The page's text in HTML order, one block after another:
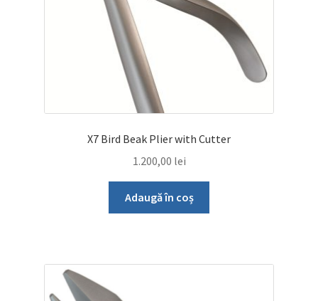
X7 Bird Beak Plier with Cutter
1.200,00 lei
Adaugă în coș